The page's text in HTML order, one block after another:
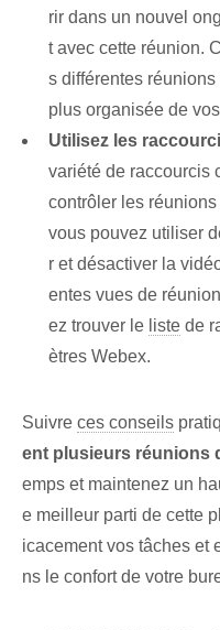
rir dans un nouvel
t avec cette réunion.
s différentes
plus organisée de
Utilisez les
variété de raccourcis
contrôler les
vous pouvez utiliser
r et désactiver la
entes vues de
ez trouver le liste de
ètres Webex.
Suivre ces conseils
ent plusieurs réunions
emps et maintenez un
e meilleur parti de cette
icacement vos tâches et
ns le confort de votre